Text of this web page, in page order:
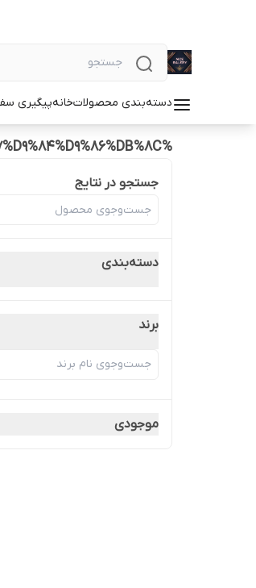
دسته‌بندی محصولاتخانهپیگیری
%D8%B3%D8%A7%D8%B9%D8%AA%20%D8%B3%D8%A7%D9%84%D9%86%DB%8C
جستجو در نتایج
دسته‌بندی
برند
موجودی